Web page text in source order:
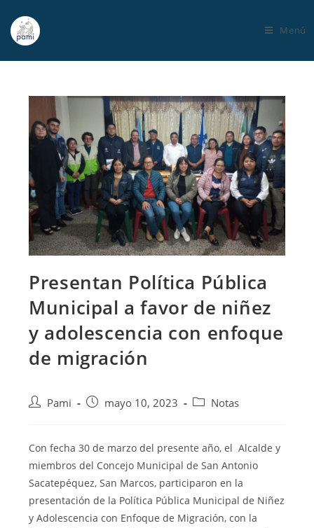
Menú
Presentan Política Pública
Municipal a favor de niñez
y adolescencia con enfoque
de migración
Pami mayo 10, 2023 Notas
Con fecha 30 de marzo del presente año, el Alcalde y
miembros del Concejo Municipal de San Antonio
Sacatepéquez, San Marcos, participaron en la
presentación de la Política Pública Municipal de Niñez
y Adolescencia con Enfoque de Migración, con la